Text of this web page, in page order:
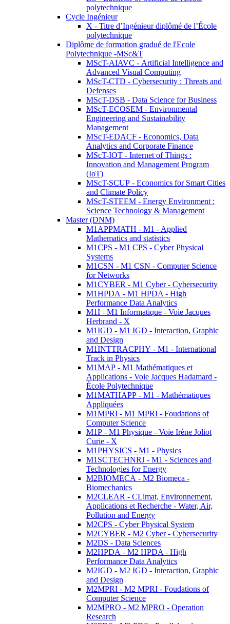
polytechnique
Cycle Ingénieur
X - Titre d’Ingénieur diplômé de l’École
polytechnique
Diplôme de formation gradué de l'Ecole
Polytechnique -MSc&T
MScT-AIAVC - Artificial Intelligence and
Advanced Visual Computing
MScT-CTD - Cybersecurity : Threats and
Defenses
MScT-DSB - Data Science for Business
MScT-ECOSEM - Environmental
Engineering and Sustainability
Management
MScT-EDACF - Economics, Data
Analytics and Corporate Finance
MScT-IOT - Internet of Things :
Innovation and Management Program
(IoT)
MScT-SCUP - Economics for Smart Cities
and Climate Policy
MScT-STEEM - Energy Environment :
Science Technology & Management
Master (DNM)
M1APPMATH - M1 - Applied
Mathematics and statistics
M1CPS - M1 CPS - Cyber Physical
Systems
M1CSN - M1 CSN - Computer Science
for Networks
M1CYBER - M1 Cyber - Cybersecurity
M1HPDA - M1 HPDA - High
Performance Data Analytics
M1I - M1 Informatique - Voie Jacques
Herbrand - X
M1IGD - M1 IGD - Interaction, Graphic
and Design
M1INTTRACPHY - M1 - International
Track in Physics
M1MAP - M1 Mathématiques et
Applications - Voie Jacques Hadamard -
École Polytechnique
M1MATHAPP - M1 - Mathématiques
Appliquées
M1MPRI - M1 MPRI - Foudations of
Computer Science
M1P - M1 Physique - Voie Irène Joliot
Curie - X
M1PHYSICS - M1 - Physics
M1SCTECHNRJ - M1 - Sciences and
Technologies for Energy
M2BIOMECA - M2 Biomeca -
Biomechanics
M2CLEAR - CLimat, Environnement,
Applications et Recherche - Water, Air,
Pollution and Energy
M2CPS - Cyber Physical System
M2CYBER - M2 Cyber - Cybersecurity
M2DS - Data Sciences
M2HPDA - M2 HPDA - High
Performance Data Analytics
M2IGD - M2 IGD - Interaction, Graphic
and Design
M2MPRI - M2 MPRI - Foudations of
Computer Science
M2MPRO - M2 MPRO - Operation
Research